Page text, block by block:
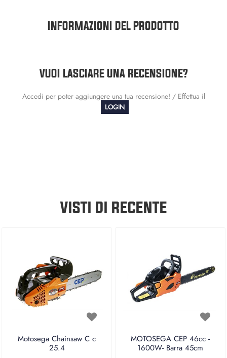
INFORMAZIONI DEL PRODOTTO
VUOI LASCIARE UNA RECENSIONE?
Accedi per poter aggiungere una tua recensione! / Effettua il
LOGIN
VISTI DI RECENTE
Motosega Chainsaw C c
25.4
MOTOSEGA CEP 46cc -
1600W- Barra 45cm